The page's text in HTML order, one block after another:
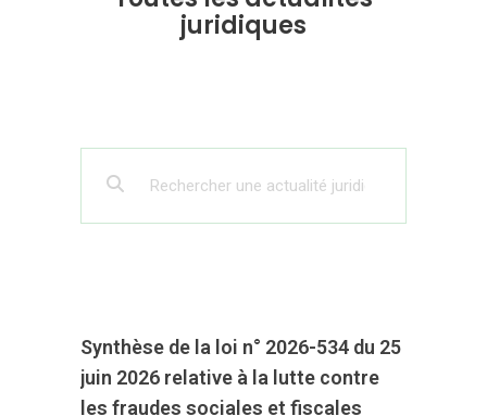
juridiques
Synthèse de la loi n° 2026-534 du 25
juin 2026 relative à la lutte contre
les fraudes sociales et fiscales